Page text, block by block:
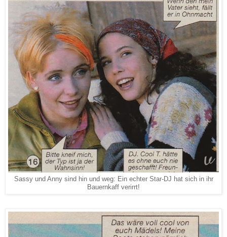
Sassy und Anny sind hin und weg: Ein echter Star-DJ hat sich in ihr
Bauernkaff verirrt!